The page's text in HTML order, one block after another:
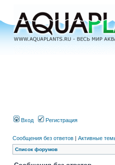
Вход Регистрация
Сообщения без ответов | Активные
Список форумов